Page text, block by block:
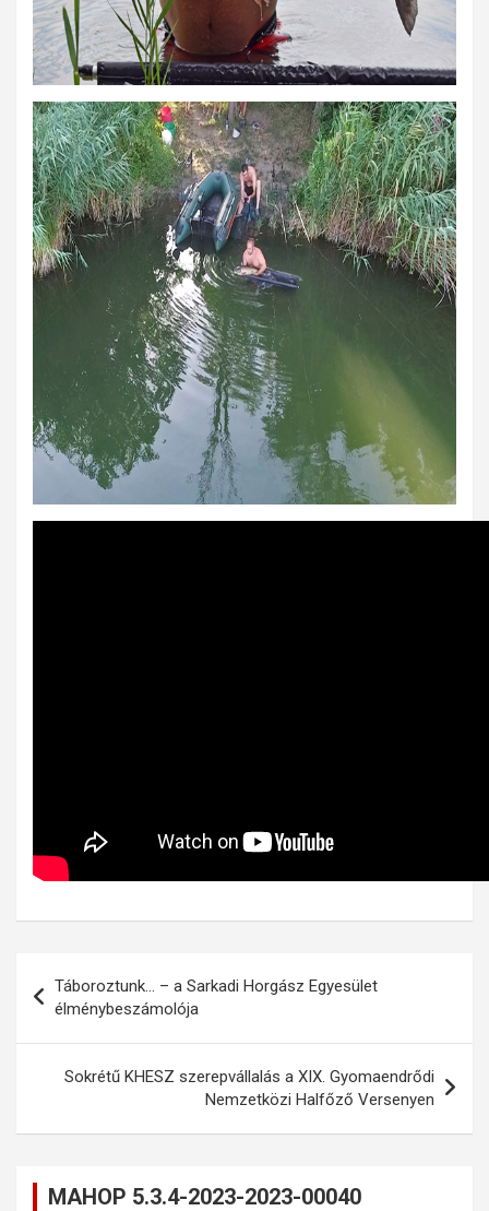
navigáció
Táboroztunk… – a Sarkadi Horgász Egyesület
élménybeszámolója
Sokrétű KHESZ szerepvállalás a XIX. Gyomaendrődi
Nemzetközi Halfőző Versenyen
MAHOP 5.3.4-2023-2023-00040